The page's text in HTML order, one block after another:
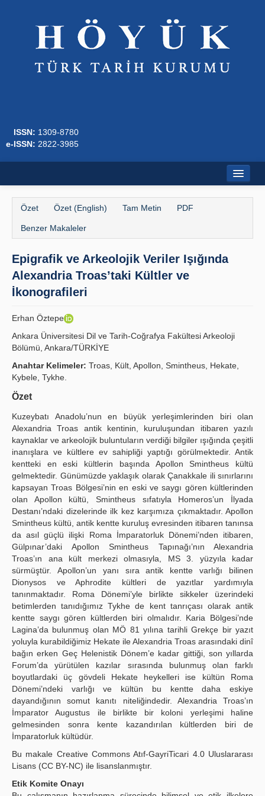
ISSN: 1309-8780
e-ISSN: 2822-3985
Dergi Kurulları
Yazım Kuralları
İlkeler
Yayın Politikaları
Kılavuzlar
Özet Özet (English) Tam Metin PDF
Benzer Makaleler
Epigrafik ve Arkeolojik Veriler Işığında
Alexandria Troas’taki Kültler ve
İkonografileri
Erhan Öztepe
Ankara Üniversitesi Dil ve Tarih-Coğrafya Fakültesi Arkeoloji
Bölümü, Ankara/TÜRKİYE
Anahtar Kelimeler: Troas, Kült, Apollon, Smintheus, Hekate,
Kybele, Tykhe.
Özet
Kuzeybatı Anadolu’nun en büyük yerleşimlerinden biri olan
Alexandria Troas antik kentinin, kuruluşundan itibaren yazılı
kaynaklar ve arkeolojik buluntuların verdiği bilgiler ışığında çeşitli
inanışlara ve kültlere ev sahipliği yaptığı görülmektedir. Antik
kentteki en eski kültlerin başında Apollon Smintheus kültü
gelmektedir. Günümüzde yaklaşık olarak Çanakkale ili sınırlarını
kapsayan Troas Bölgesi’nin en eski ve saygı gören kültlerinden
olan Apollon kültü, Smintheus sıfatıyla Homeros’un İlyada
Destanı’ndaki dizelerinde ilk kez karşımıza çıkmaktadır. Apollon
Smintheus kültü, antik kentte kuruluş evresinden itibaren tanınsa
da asıl güçlü ilişki Roma İmparatorluk Dönemi’nden itibaren,
Gülpınar’daki Apollon Smintheus Tapınağı’nın Alexandria
Troas’ın ana kült merkezi olmasıyla, MS 3. yüzyıla kadar
sürmüştür. Apollon’un yanı sıra antik kentte varlığı bilinen
Dionysos ve Aphrodite kültleri de yazıtlar yardımıyla
tanınmaktadır. Roma Dönemi’yle birlikte sikkeler üzerindeki
betimlerden tanıdığımız Tykhe de kent tanrıçası olarak antik
kentte saygı gören kültlerden biri olmalıdır. Karia Bölgesi’nde
Lagina’da bulunmuş olan MÖ 81 yılına tarihli Grekçe bir yazıt
yoluyla kurabildiğimiz Hekate ile Alexandria Troas arasındaki dinî
bağın erken Geç Helenistik Dönem’e kadar gittiği, son yıllarda
Forum’da yürütülen kazılar sırasında bulunmuş olan farklı
boyutlardaki üç gövdeli Hekate heykelleri ise kültün Roma
Dönemi’ndeki varlığı ve kültün bu kentte daha eskiye
dayandığının somut kanıtı niteliğindedir. Alexandria Troas’ın
İmparator Augustus ile birlikte bir koloni yerleşimi haline
gelmesinden sonra kente kazandırılan kültlerden biri de
İmparatorluk kültüdür.
Bu makale Creative Commons Atıf-GayriTicari 4.0 Uluslararası
Lisans (CC BY-NC) ile lisanslanmıştır.
Etik Komite Onayı